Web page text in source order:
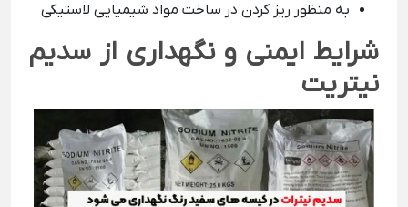
به منظور ریز کردن در ساخت مواد شیمیایی لاستیکی
شرایط ایمنی و نگهداری از سدیم
نیتریت